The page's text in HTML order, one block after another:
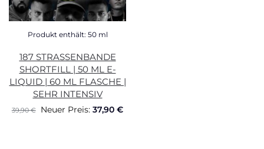
Produkt enthält: 50 ml
187 STRASSENBANDE
SHORTFILL | 50 ML E-
LIQUID | 60 ML FLASCHE |
SEHR INTENSIV
39,90€ Neuer Preis: 37,90€